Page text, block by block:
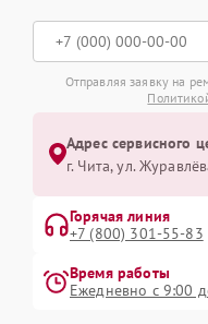
Отправляя заявку на
Адрес сервисного
г. Чита, ул.
Горячая линия
+7 (800) 301-55-83
Время работы
Ежедневно с 9:00